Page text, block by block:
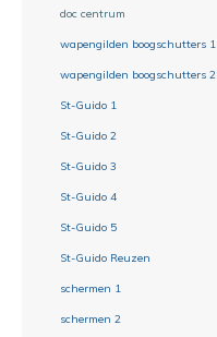
doc centrum
wapengilden boogschutters 1
wapengilden boogschutters 2
St-Guido 1
St-Guido 2
St-Guido 3
St-Guido 4
St-Guido 5
St-Guido Reuzen
schermen 1
schermen 2